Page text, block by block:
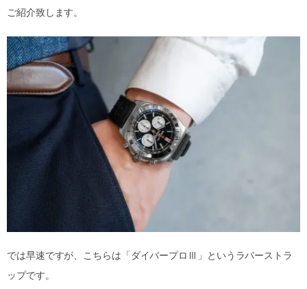
ご紹介致します。
では早速ですが、こちらは「ダイバープロⅢ」というラバーストラ
ップです。